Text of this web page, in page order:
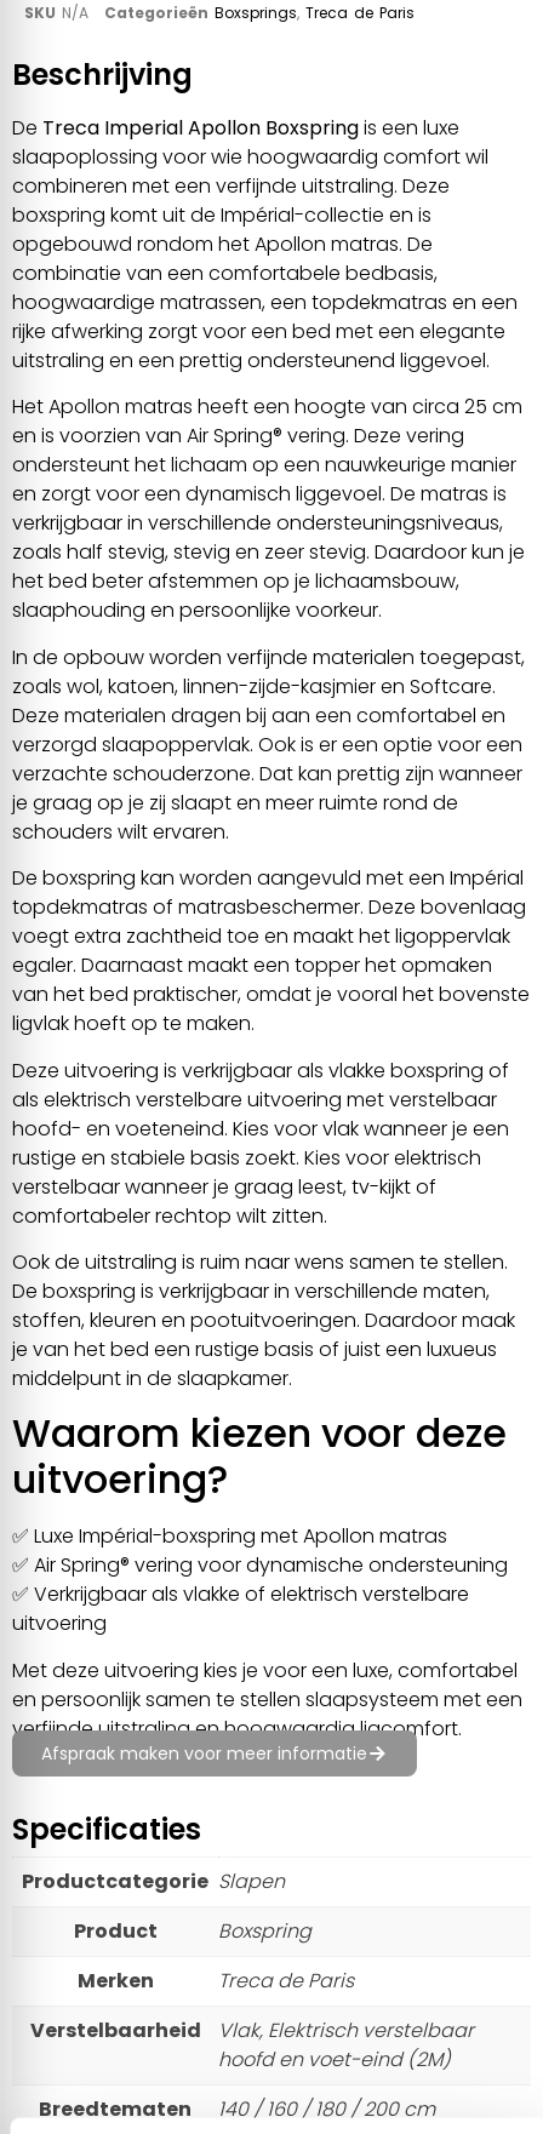
SKU N/A Categorieën Boxsprings, Treca de Paris
Beschrijving
De Treca Imperial Apollon Boxspringis een luxe
slaapoplossing voor wie hoogwaardig comfort wil
combineren met een verfijnde uitstraling. Deze
boxspring komt uit de Impérial-collectie en is
opgebouwd rondom het Apollon matras. De
combinatie van een comfortabele bedbasis,
hoogwaardige matrassen, een topdekmatras en een
rijke afwerking zorgt voor een bed met een elegante
uitstraling en een prettig ondersteunend liggevoel.
Het Apollon matras heeft een hoogte van circa 25 cm
en is voorzien van Air Spring® vering. Deze vering
ondersteunt het lichaam op een nauwkeurige manier
en zorgt voor een dynamisch liggevoel. De matras is
verkrijgbaar in verschillende ondersteuningsniveaus,
zoals half stevig, stevig en zeer stevig. Daardoor kun je
het bed beter afstemmen op je lichaamsbouw,
slaaphouding en persoonlijke voorkeur.
In de opbouw worden verfijnde materialen toegepast,
zoals wol, katoen, linnen-zijde-kasjmier en Softcare.
Deze materialen dragen bij aan een comfortabel en
verzorgd slaapoppervlak. Ook is er een optie voor een
verzachte schouderzone. Dat kan prettig zijn wanneer
je graag op je zij slaapt en meer ruimte rond de
schouders wilt ervaren.
De boxspring kan worden aangevuld met een Impérial
topdekmatras of matrasbeschermer. Deze bovenlaag
voegt extra zachtheid toe en maakt het ligoppervlak
egaler. Daarnaast maakt een topper het opmaken
van het bed praktischer, omdat je vooral het bovenste
ligvlak hoeft op te maken.
Deze uitvoering is verkrijgbaar als vlakke boxspring of
als elektrisch verstelbare uitvoering met verstelbaar
hoofd- en voeteneind. Kies voor vlak wanneer je een
rustige en stabiele basis zoekt. Kies voor elektrisch
verstelbaar wanneer je graag leest, tv-kijkt of
comfortabeler rechtop wilt zitten.
Ook de uitstraling is ruim naar wens samen te stellen.
De boxspring is verkrijgbaar in verschillende maten,
stoffen, kleuren en pootuitvoeringen. Daardoor maak
je van het bed een rustige basis of juist een luxueus
middelpunt in de slaapkamer.
Waarom kiezen voor deze
uitvoering?
✅ Luxe Impérial-boxspring met Apollon matras
✅ Air Spring® vering voor dynamische ondersteuning
✅ Verkrijgbaar als vlakke of elektrisch verstelbare
uitvoering
Met deze uitvoering kies je voor een luxe, comfortabel
en persoonlijk samen te stellen slaapsysteem met een
verfijnde uitstraling en hoogwaardig ligcomfort.
Afspraak maken voor meer informatie
Specificaties
Productcategorie Slapen
Product
Boxspring
Merken
Treca de Paris
Verstelbaarheid
Vlak, Elektrisch verstelbaar
hoofd en voet-eind (2M)
Breedtematen
140 / 160 / 180 / 200 cm